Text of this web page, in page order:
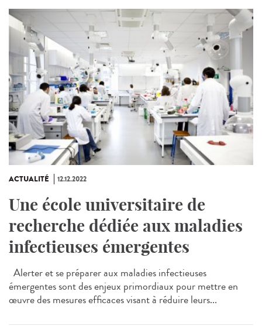
ACTUALITÉ 12.12.2022
Une école universitaire de
recherche dédiée aux maladies
infectieuses émergentes
Alerter et se préparer aux maladies infectieuses
émergentes sont des enjeux primordiaux pour mettre en
œuvre des mesures efficaces visant à réduire leurs...